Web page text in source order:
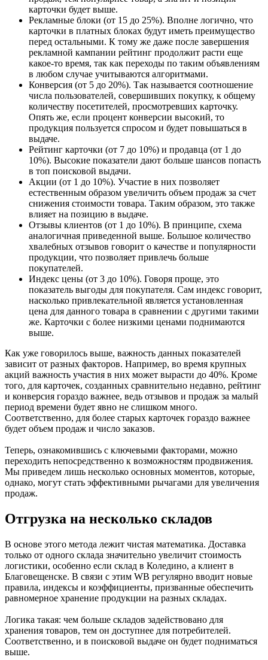
карточки будет выше.
Рекламные блоки (от 15 до 25%). Вполне логично, что
карточки в платных блоках будут иметь преимущество
перед остальными. К тому же даже после завершения
рекламной кампании рейтинг продолжит расти еще
какое-то время, так как переходы по таким объявлениям
в любом случае учитываются алгоритмами.
Конверсия (от 5 до 20%). Так называется соотношение
числа пользователей, совершивших покупку, к общему
количеству посетителей, просмотревших карточку.
Опять же, если процент конверсии высокий, то
продукция пользуется спросом и будет повышаться в
выдаче.
Рейтинг карточки (от 7 до 10%) и продавца (от 1 до
10%). Высокие показатели дают больше шансов попасть
в топ поисковой выдачи.
Акции (от 1 до 10%). Участие в них позволяет
естественным образом увеличить объем продаж за счет
снижения стоимости товара. Таким образом, это также
влияет на позицию в выдаче.
Отзывы клиентов (от 1 до 10%). В принципе, схема
аналогичная приведенной выше. Большое количество
хвалебных отзывов говорит о качестве и популярности
продукции, что позволяет привлечь больше
покупателей.
Индекс цены (от 3 до 10%). Говоря проще, это
показатель выгоды для покупателя. Сам индекс говорит,
насколько привлекательной является установленная
цена для данного товара в сравнении с другими такими
же. Карточки с более низкими ценами поднимаются
выше.
Как уже говорилось выше, важность данных показателей
зависит от разных факторов. Например, во время крупных
акций важность участия в них может вырасти до 40%. Кроме
того, для карточек, созданных сравнительно недавно, рейтинг
и конверсия гораздо важнее, ведь отзывов и продаж за малый
период времени будет явно не слишком много.
Соответственно, для более старых карточек гораздо важнее
будет объем продаж и число заказов.
Теперь, ознакомившись с ключевыми факторами, можно
переходить непосредственно к возможностям продвижения.
Мы приведем лишь несколько основных моментов, которые,
однако, могут стать эффективными рычагами для увеличения
продаж.
Отгрузка на несколько складов
В основе этого метода лежит чистая математика. Доставка
только от одного склада значительно увеличит стоимость
логистики, особенно если склад в Коледино, а клиент в
Благовещенске. В связи с этим WB регулярно вводит новые
правила, индексы и коэффициенты, призванные обеспечить
равномерное хранение продукции на разных складах.
Логика такая: чем больше складов задействовано для
хранения товаров, тем он доступнее для потребителей.
Соответственно, и в поисковой выдаче он будет подниматься
выше.